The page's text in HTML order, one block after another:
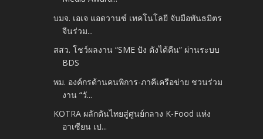
บมจ. เอเจ แอดวานซ์ เทคโนโลยี จับมือพันธมิตร
จีนร่วม...
สสว. โชว์ผลงาน “SME ปัง ตังได้คืน” ผ่านระบบ
BDS
พม. องค์กรด้านคนพิการ-ภาคีเครือข่าย ชวนร่วม
งาน “วั...
KOTRA ผลักดันไทยสู่ศูนย์กลาง K-Food แห่ง
อาเซียน เป...